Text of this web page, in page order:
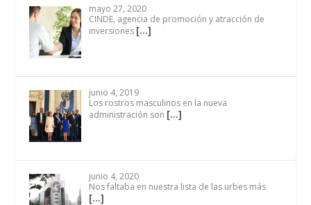
mayo 27, 2020
CINDE, agencia de promoción y atracción de
inversiones […]
junio 4, 2019
Los rostros masculinos en la nueva
administración son […]
junio 4, 2020
Nos faltaba en nuestra lista de las urbes más
[…]